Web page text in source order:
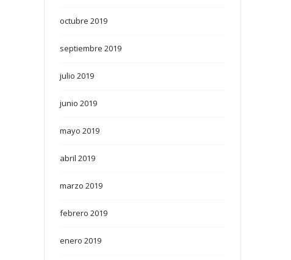
octubre 2019
septiembre 2019
julio 2019
junio 2019
mayo 2019
abril 2019
marzo 2019
febrero 2019
enero 2019